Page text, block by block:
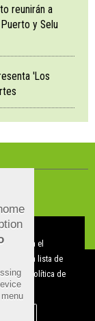
reunirán a
y Selu
'Los
para el
la lista de
nuestra Política de